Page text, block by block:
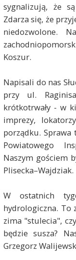
sygnalizują, że
Zdarza się, że
niedozwolone.
Koszur.
Napisali do nas
przy ul.
krótkotrwały - w
imprezy,
porządku. Sprawa
Powiatowego
Naszym gościem
Plisecka–Wajdziak.
W ostatnich
hydrologiczna. To
zima "stulecia",
będzie susza?
Grzegorz